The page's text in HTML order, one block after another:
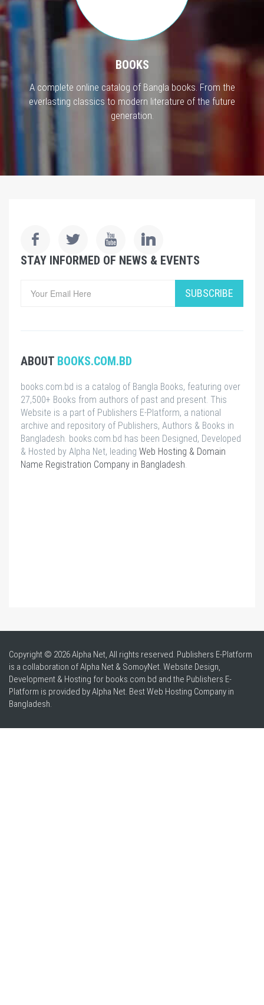
BOOKS
A complete online catalog of Bangla books. From the
everlasting classics to modern literature of the future
generation.
STAY INFORMED OF NEWS & EVENTS
SUBSCRIBE
ABOUT BOOKS.COM.BD
books.com.bd is a catalog of Bangla Books, featuring over
27,500+ Books from authors of past and present. This
Website is a part of Publishers E-Platform, a national
archive and repository of Publishers, Authors & Books in
Bangladesh. books.com.bd has been Designed, Developed
& Hosted by Alpha Net, leading Web Hosting & Domain
Name Registration Company in Bangladesh
Copyright © 2026 Alpha Net, All rights reserved. Publishers E-Platform
is a collaboration of Alpha Net & SomoyNet. Website Design,
Development & Hosting for books.com.bd and the Publishers E-
Platform is provided by Alpha Net. BestWeb Hosting Company in
Bangladesh.